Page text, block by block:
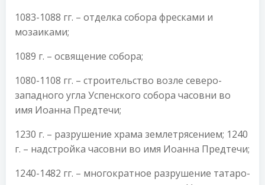
1083-1088 гг. – отделка собора фресками и
мозаиками;
1089 г. – освящение собора;
1080-1108 гг. – строительство возле северо-
западного угла Успенского собора часовни во
имя Иоанна Предтечи;
1230 г. – разрушение храма землетрясением; 1240
г. – надстройка часовни во имя Иоанна Предтечи;
1240-1482 гг. – многократное разрушение татаро-